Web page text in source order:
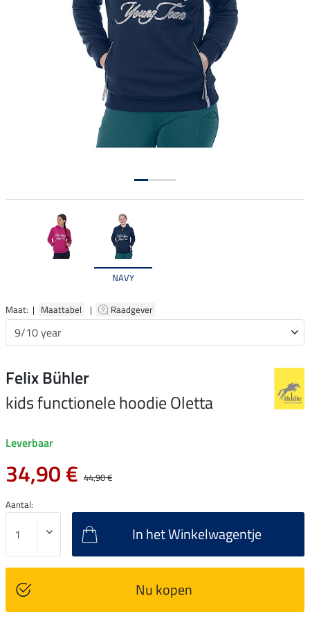
NAVY
Maat: | Maattabel | Raadgever
Felix Bühler
kids functionele hoodie Oletta
Leverbaar
34,90 € 44,90 €
Aantal:
In het Winkelwagentje
Nu kopen